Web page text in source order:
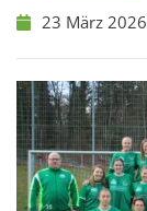
23 März 2026